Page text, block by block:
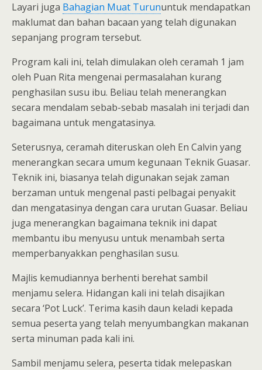
Layari juga Bahagian Muat Turununtuk mendapatkan
maklumat dan bahan bacaan yang telah digunakan
sepanjang program tersebut.
Program kali ini, telah dimulakan oleh ceramah 1 jam
oleh Puan Rita mengenai permasalahan kurang
penghasilan susu ibu. Beliau telah menerangkan
secara mendalam sebab-sebab masalah ini terjadi dan
bagaimana untuk mengatasinya.
Seterusnya, ceramah diteruskan oleh En Calvin yang
menerangkan secara umum kegunaan Teknik Guasar.
Teknik ini, biasanya telah digunakan sejak zaman
berzaman untuk mengenal pasti pelbagai penyakit
dan mengatasinya dengan cara urutan Guasar. Beliau
juga menerangkan bagaimana teknik ini dapat
membantu ibu menyusu untuk menambah serta
memperbanyakkan penghasilan susu.
Majlis kemudiannya berhenti berehat sambil
menjamu selera. Hidangan kali ini telah disajikan
secara ‘Pot Luck’. Terima kasih daun keladi kepada
semua peserta yang telah menyumbangkan makanan
serta minuman pada kali ini.
Sambil menjamu selera, peserta tidak melepaskan